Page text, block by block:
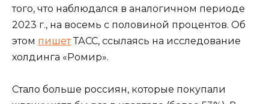
того, что наблюдался в аналогичном периоде
2023 г., на восемь с половиной процентов. Об
этом пишетТАСС, ссылаясь на исследование
холдинга «Ромир».
Стало больше россиян, которые покупали